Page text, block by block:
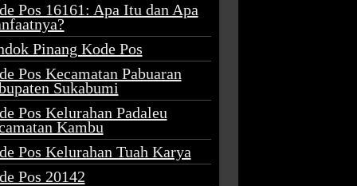
Pos 16161: Apa Itu dan Apa
Pinang Kode Pos
Pos Kecamatan Pabuaran
Sukabumi
Pos Kelurahan Padaleu
Kambu
Pos Kelurahan Tuah Karya
Pos 20142